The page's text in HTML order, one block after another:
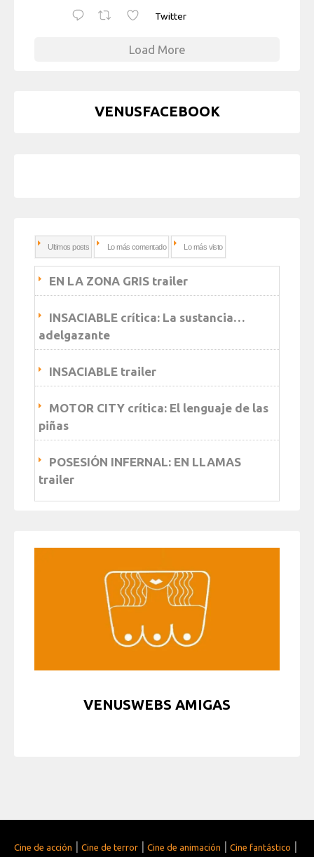
Twitter
Load More
VENUSFACEBOOK
Ultimos posts Lo más comentado Lo más visto
EN LA ZONA GRIS trailer
INSACIABLE crítica: La sustancia…
adelgazante
INSACIABLE trailer
MOTOR CITY crítica: El lenguaje de las
piñas
POSESIÓN INFERNAL: EN LLAMAS
trailer
VENUSWEBS AMIGAS
Cine de acción | Cine de terror | Cine de animación | Cine fantástico |